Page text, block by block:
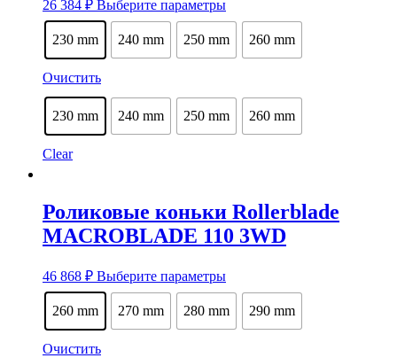
26 384 ₽ Выберите параметры
имеет
несколько
можно
выбрать
230 mm 240 mm 250 mm 260 mm
Очистить
230 mm 240 mm 250 mm 260 mm
Clear
Роликовые коньки Rollerblade
MACROBLADE 110 3WD
46 868 ₽ Выберите параметрыЭтот
имеет
несколько
260 mm 270 mm 280 mm 290 mm
Очистить